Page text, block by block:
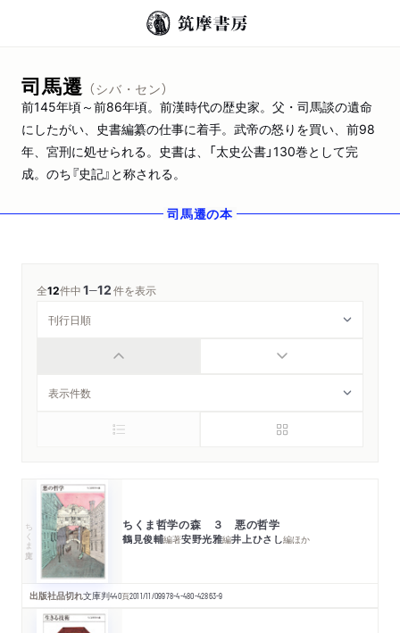
司馬遷 （シバ・セン）
前145年頃～前86年頃。前漢時代の歴史家。父・司馬談の遺命
にしたがい、史書編纂の仕事に着手。武帝の怒りを買い、前98
年、宮刑に処せられる。史書は、「太史公書」130巻として完
成。のち『史記』と称される。
司馬遷の本
全12件中1─12件を表示
ちくま文庫 ちくま哲学の森 ３ 悪の哲学
鶴見俊輔編著安野光雅編井上ひさし編ほか
出版社品切れ文庫判440頁2011/11/09978-4-480-42863-9